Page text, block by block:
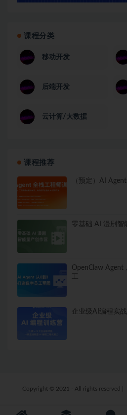
课程分类
移动开发
后端开发
云计算/大数据
课程推荐
（预定）AI
零基础 AI 漫剧智
OpenClaw Agent
工
企业级AI编程实
Copyright © 2021 - All rights reserved